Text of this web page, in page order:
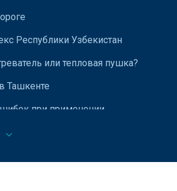
Республики Узбекистан
или тепловая пушка?
Ташкенте
при применении